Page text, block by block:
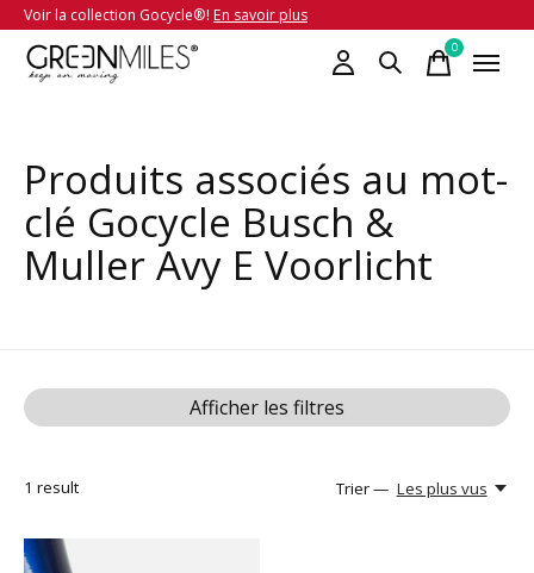
Voir la collection Gocycle®! En savoir plus
0items
Produits associés au mot-
clé Gocycle Busch &
Muller Avy E Voorlicht
Afficher les filtres
1 result Trier — Les plus vus